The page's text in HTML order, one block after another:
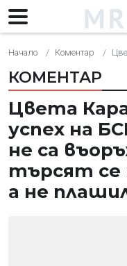
Начало Коментар Цвета
КОМЕНТАР
Цвета
успех на
не са
търсят се
а не